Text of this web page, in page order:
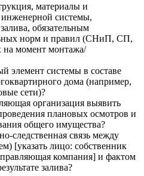
материалы и
инженерной системы,
обязательным
норм и правил (СНиП, СП,
момент монтажа/
элемент системы в составе
дома (например,
сети)?
организация выявить
плановых осмотров и
общего имущества?
следственная связь между
[указать лицо: собственник
компания] и фактом
залива?